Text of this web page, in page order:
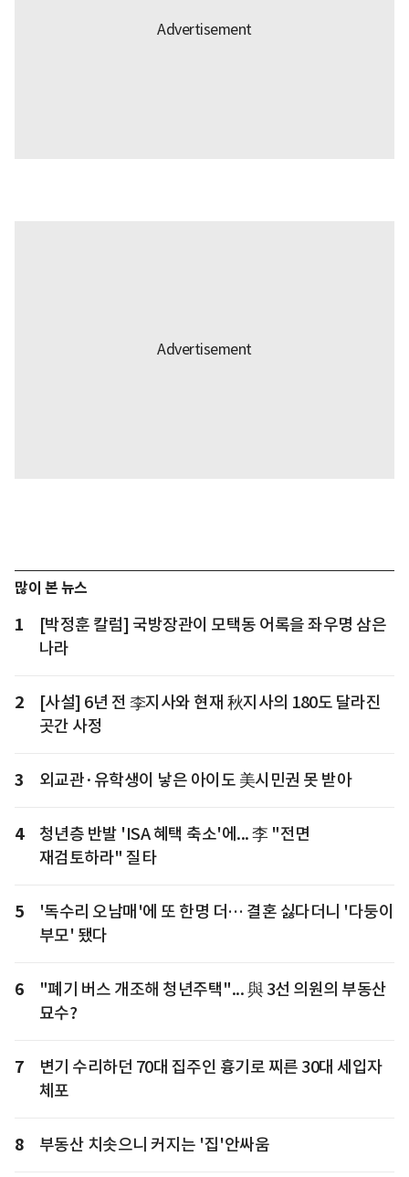
많이 본 뉴스
1
[박정훈 칼럼] 국방장관이 모택동 어록을 좌우명 삼은
나라
2
[사설] 6년 전 李지사와 현재 秋지사의 180도 달라진
곳간 사정
3 외교관·유학생이 낳은 아이도 美시민권 못 받아
4
청년층 반발 'ISA 혜택 축소'에... 李 "전면
재검토하라" 질타
5
'독수리 오남매'에 또 한명 더… 결혼 싫다더니 '다둥이
부모' 됐다
6
"폐기 버스 개조해 청년주택"... 與 3선 의원의 부동산
묘수?
7
변기 수리하던 70대 집주인 흉기로 찌른 30대 세입자
체포
8 부동산 치솟으니 커지는 '집'안싸움